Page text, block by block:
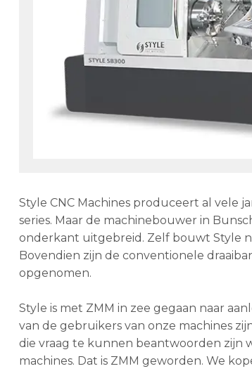
Style CNC Machines produceert al vele
series. Maar de machinebouwer in
onderkant uitgebreid. Zelf bouwt Style
Bovendien zijn de conventionele
opgenomen.
Style is met ZMM in zee gegaan naar
van de gebruikers van onze machines
die vraag te kunnen beantwoorden zijn
machines. Dat is ZMM geworden. We